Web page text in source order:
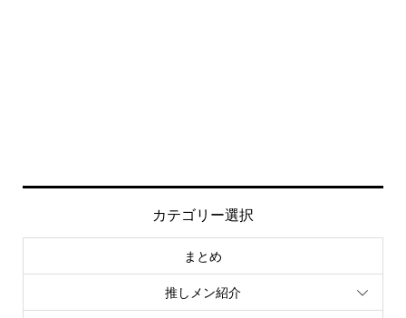
カテゴリー選択
まとめ
推しメン紹介